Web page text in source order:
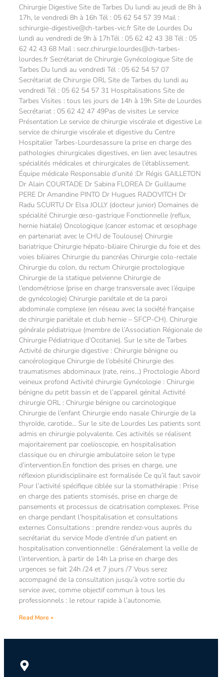
Chirurgie Digestive Site de Tarbes Du lundi au jeudi de 8h à
17h, le vendredi 8h à 16h Tél : 05 62 54 57 39 Mail :
schirurgie-digestive@ch-tarbes-vic.fr Site de Lourdes Du
lundi au vendredi de 9h à 17hTél : 05 62 42 43 38 Tél : 05
62 42 43 68 Mail : secr.chirurgie.lourdes@ch-tarbes-
lourdes.fr Secrétariat de Chirurgie Gynécologique Site de
Tarbes Du lundi au vendredi Tél : 05 62 54 57 07
Secrétariat de Chirurgie ORL Site de Tarbes du lundi au
vendredi Tél : 05 62 54 57 31 Hospitalisations Site de
Tarbes Visites : tous les jours de 14h à 19h Site de Lourdes
Secrétariat : 05 62 42 47 49Pas de visites Le service
Présentation Le service de chirurgie viscérale et digestive Le
service de chirurgie viscérale et digestive du Centre
Hospitalier Tarbes-Lourdesassure la prise en charge des
pathologies chirurgicales digestives, en lien avec lesautres
spécialités médicales et chirurgicales de l’établissement.
Équipe médicale Responsable d’unité :Dr Régis GAILLETON
Dr Alain COURTADE Dr Sabina FLOREA Dr Guillaume
PERE Dr Amandine PINTO Dr Hugues RADOVITCH Dr
Radu SCURTU Dr Elsa JOLLY (docteur junior) Domaines de
spécialité Chirurgie œso-gastrique Fonctionnelle (reflux,
hernie hiatale) Oncologique (cancer estomac et œsophage
en partenariat avec le CHU de Toulouse) Chirurgie
bariatrique Chirurgie hépato-biliaire Chirurgie du foie et des
voies biliaires Chirurgie du pancréas Chirurgie colo-rectale
Chirurgie du colon, du rectum Chirurgie proctologique
Chirurgie de la statique pelvienne Chirurgie de
l’endométriose (prise en charge transversale avec l’équipe
de gynécologie) Chirurgie pariétale et de la paroi
abdominale complexe (en réseau avec la société française
de chirurgie pariétale et club hernie – SFCP-CH). Chirurgie
générale pédiatrique (membre de l’Association Régionale de
Chirurgie Pédiatrique d’Occitanie). Sur le site de Tarbes
Activité de chirurgie digestive : Chirurgie bénigne ou
cancérologique Chirurgie de l’obésité Chirurgie des
traumatismes abdominaux (rate, reins…) Proctologie Abord
veineux profond Activité chirurgie Gynécologie : Chirurgie
bénigne du petit bassin et de l’appareil génital Activité
chirurgie ORL : Chirurgie bénigne ou carcinologique
Chirurgie de l’enfant Chirurgie endo nasale Chirurgie de la
thyroïde, carotide… Sur le site de Lourdes Les patients sont
admis en chirurgie polyvalente. Ces activités se réalisent
majoritairement par coelioscopie, en hospitalisation
classique ou en chirurgie ambulatoire selon le type
d’intervention.En fonction des prises en charge, une
réflexion pluridisciplinaire est formalisée Ce qu’il faut savoir
Pour l’activité spécifique ciblée sur la stomathérapie : Prise
en charge des patients stomisés, prise en charge de
pansements et processus de cicatrisation complexes. Prise
en charge pendant l’hospitalisation et consultations
externes Consultations : prendre rendez-vous auprès du
secrétariat du service Mode d’entrée d’un patient en
hospitalisation conventionnelle : Généralement la veille de
l’intervention, à partir de 14h La prise en charge des
urgences se fait 24h /24 et 7 jours /7 Vous serez
accompagné de la consultation jusqu’à votre sortie du
service avec, comme objectif commun à tous les
professionnels : le retour rapide à l’autonomie.
Read More »